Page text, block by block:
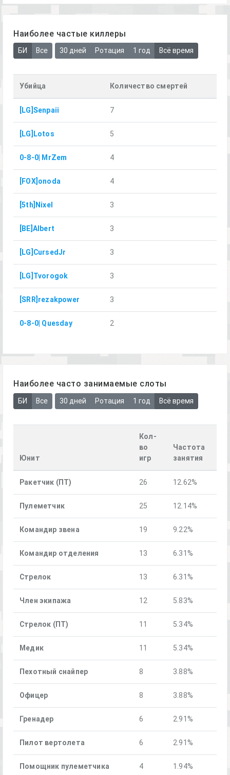
Наиболее частые киллеры
БИ Все 30 дней Ротация 1 год Всё время
Убийца Количество смертей
[LG]Senpaii 7
[LG]Lotos 5
0-8-0| MrZem 4
[FOX]onoda 4
[5th]Nixel 3
[BE]Albert 3
[LG]CursedJr 3
[LG]Tvorogok 3
[SRR]rezakpower 3
0-8-0| Quesday 2
Наиболее часто занимаемые слоты
БИ Все 30 дней Ротация 1 год Всё время
Юнит
Кол-
во
игр
Частота
занятия
Ракетчик (ПТ) 26 12.62%
Пулеметчик 25 12.14%
Командир звена 19 9.22%
Командир отделения 13 6.31%
Стрелок 13 6.31%
Член экипажа 12 5.83%
Стрелок (ПТ) 11 5.34%
Медик 11 5.34%
Пехотный снайпер 8 3.88%
Офицер 8 3.88%
Гренадер 6 2.91%
Пилот вертолета 6 2.91%
Помощник пулеметчика 4 1.94%